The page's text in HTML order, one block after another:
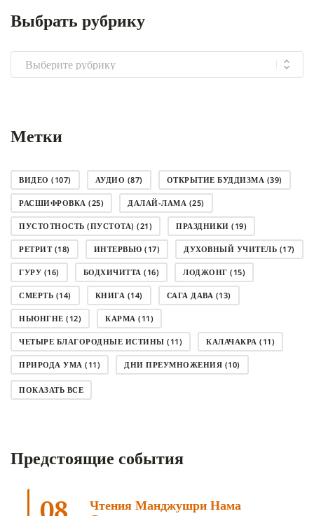
Выбрать рубрику
Выбрать
рубрику
Метки
ВИДЕО (107) АУДИО (87) ОТКРЫТИЕ БУДДИЗМА (39)
РАСШИФРОВКА (25) ДАЛАЙ-ЛАМА (25)
ПУСТОТНОСТЬ (ПУСТОТА) (21) ПРАЗДНИКИ (19)
РЕТРИТ(18) ИНТЕРВЬЮ (17) ДУХОВНЫЙ УЧИТЕЛЬ (17)
ГУРУ (16) БОДХИЧИТТА (16) ЛОДЖОНГ (15)
СМЕРТЬ (14) КНИГА (14) САГА ДАВА (13)
НЬЮНГНЕ (12) КАРМА (11)
ЧЕТЫРЕ БЛАГОРОДНЫЕ ИСТИНЫ (11) КАЛАЧАКРА (11)
ПРИРОДА УМА (11) ДНИ ПРЕУМНОЖЕНИЯ (10)
СОВЕТ(10)
АНАЛИТИЧЕСКАЯ МЕДИТАЦИЯ(7)
ТРИ ОСНОВЫ ПУТИ(5) ЛХАБАБ ДУЧЕН (5)
ПОКАЗАТЬ ВСЕ
Предстоящие события
Чтения Манджушри Нама